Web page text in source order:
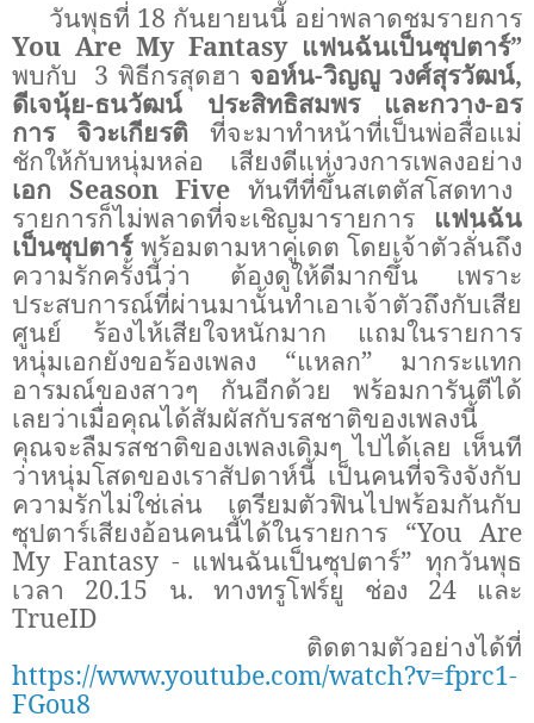
วันพุธที่ 18 กันยายนนี้ อย่าพลาดชมรายการ
You Are My Fantasy แฟนฉันเป็นซุปตาร์”
พบกับ 3 พิธีกรสุดฮา จอห์น-วิญญู วงศ์สุรวัฒน์,
ดีเจนุ้ย-ธนวัฒน์ ประสิทธิสมพร และกวาง-อร
การ จิวะเกียรติ ที่จะมาทำหน้าที่เป็นพ่อสื่อแม่
ชักให้กับหนุ่มหล่อ เสียงดีแห่งวงการเพลงอย่าง
เอก Season Five ทันทีที่ขึ้นสเตตัสโสดทาง
รายการก็ไม่พลาดที่จะเชิญมารายการ
แฟนฉัน
เป็นซุปตาร์พร้อมตามหาคู่เดต โดยเจ้าตัวลั่นถึง
ความรักครั้งนี้ว่า ต้องดูให้ดีมากขึ้น เพราะ
ประสบการณ์ที่ผ่านมานั้นทำเอาเจ้าตัวถึงกับเสีย
ศูนย์ ร้องไห้เสียใจหนักมาก แถมในรายการ
หนุ่มเอกยังขอร้องเพลง “แหลก” มากระแทก
อารมณ์ของสาวๆ กันอีกด้วย พร้อมการันตีได้
เลยว่าเมื่อคุณได้สัมผัสกับรสชาติของเพลงนี้
คุณจะลืมรสชาติของเพลงเดิมๆ ไปได้เลย เห็นที
ว่าหนุ่มโสดของเราสัปดาห์นี้ เป็นคนที่จริงจังกับ
ความรักไม่ใช่เล่น เตรียมตัวฟินไปพร้อมกันกับ
ซุปตาร์เสียงอ้อนคนนี้ได้ในรายการ “You Are
My Fantasy - แฟนฉันเป็นซุปตาร์” ทุกวันพุธ
เวลา 20.15 น. ทางทรูโฟร์ยู ช่อง 24 และ
TrueID
ติดตามตัวอย่างได้ที่
https://www.youtube.com/watch?v=fprc1-
FGou8